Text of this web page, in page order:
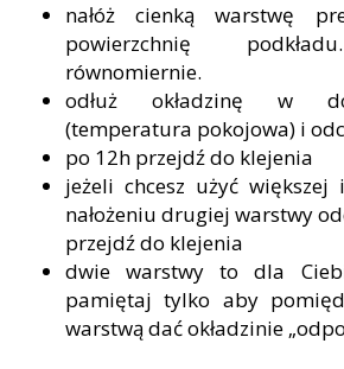
nałóż cienką warstwę
powierzchnię
równomiernie.
odłuż okładzinę w
(temperatura pokojowa) i
po 12h przejdź do klejenia
jeżeli chcesz użyć
nałożeniu drugiej warstwy
przejdź do klejenia
dwie warstwy to dla
pamiętaj tylko aby
warstwą dać okładzinie